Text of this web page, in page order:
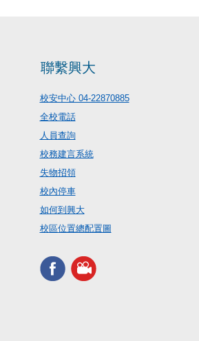
聯繫興大
校安中心 04-22870885
全校電話
人員查詢
校務建言系統
失物招領
校內停車
如何到興大
校區位置總配置圖